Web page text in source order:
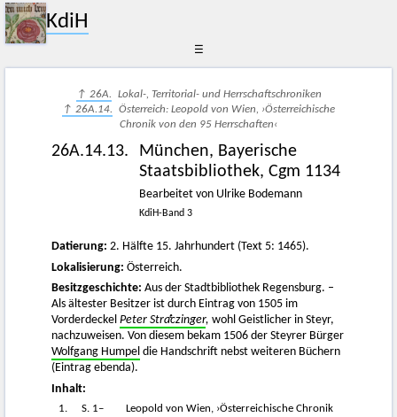
KdiH
☰
↑ 26A. Lokal-, Territorial- und Herrschaftschroniken
↑ 26A.14. Österreich: Leopold von Wien, ›Österreichische
Chronik von den 95 Herrschaften‹
26A.14.13.
München, Bayerische
Staatsbibliothek, Cgm 1134
Bearbeitet von Ulrike Bodemann
KdiH-Band 3
Datierung: 2. Hälfte 15. Jahrhundert (Text 5: 1465).
Lokalisierung: Österreich.
Besitzgeschichte: Aus der Stadtbibliothek Regensburg. –
Als ältester Besitzer ist durch Eintrag von 1505 im
Vorderdeckel Peter Straͤczinger, wohl Geistlicher in Steyr,
nachzuweisen. Von diesem bekam 1506 der Steyrer Bürger
Wolfgang Humpel die Handschrift nebst weiteren Büchern
(Eintrag ebenda).
Inhalt:
1.
S. 1–
Leopold von Wien, ›Österreichische Chronik